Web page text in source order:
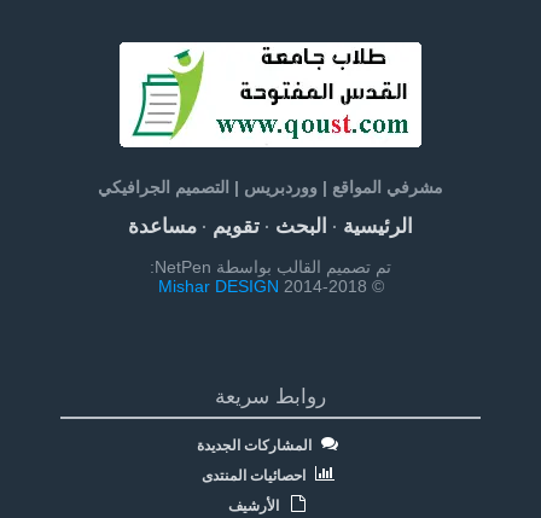
مشرفي المواقع | ووردبريس | التصميم الجرافيكي
الرئيسية· البحث· تقويم· مساعدة
تم تصميم القالب بواسطة NetPen:
© 2014-2018
Mishar DESIGN
روابط سريعة
المشاركات الجديدة
احصائيات المنتدى
الأرشيف